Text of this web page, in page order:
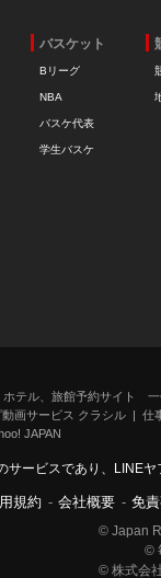
バスケット
Bリーグ
NBA
バスケ代表
学生バスケ
ホテル、旅館予約サイト
画サービス クラシル 仕
JAPAN
サービスであり、LINE
規約 - 会社概要 - 免
© Japan
©
© 株式会